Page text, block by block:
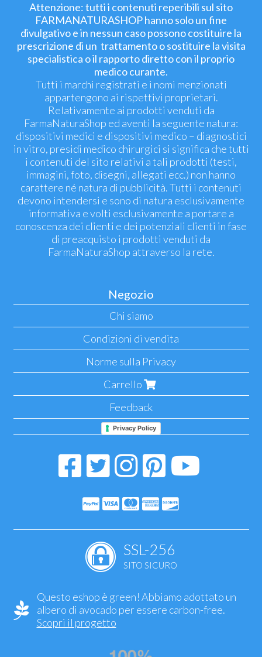
Attenzione: tutti i contenuti reperibili sul sito
FARMANATURASHOP hanno solo un fine
divulgativo e in nessun caso possono costituire la
prescrizione di un trattamento o sostituire la visita
specialistica o il rapporto diretto con il proprio
medico curante.
Tutti i marchi registrati e i nomi menzionati
appartengono ai rispettivi proprietari.
Relativamente ai prodotti venduti da
FarmaNaturaShop ed aventi la seguente natura:
dispositivi medici e dispositivi medico – diagnostici
in vitro, presidi medico chirurgici si significa che tutti
i contenuti del sito relativi a tali prodotti (testi,
immagini, foto, disegni, allegati ecc.) non hanno
carattere né natura di pubblicità. Tutti i contenuti
devono intendersi e sono di natura esclusivamente
informativa e volti esclusivamente a portare a
conoscenza dei clienti e dei potenziali clienti in fase
di preacquisto i prodotti venduti da
FarmaNaturaShop attraverso la rete.
Negozio
Chi siamo
Condizioni di vendita
Norme sulla Privacy
Carrello
Feedback
Privacy Policy
SSL-256
SITO SICURO
Questo eshop è green! Abbiamo adottato un
albero di avocado per essere carbon-free.
Scopri il progetto